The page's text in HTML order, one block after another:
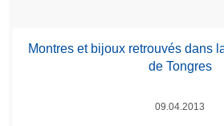
Montres et bijoux retrouvés dans
de Tongres
Date
09.04.2013